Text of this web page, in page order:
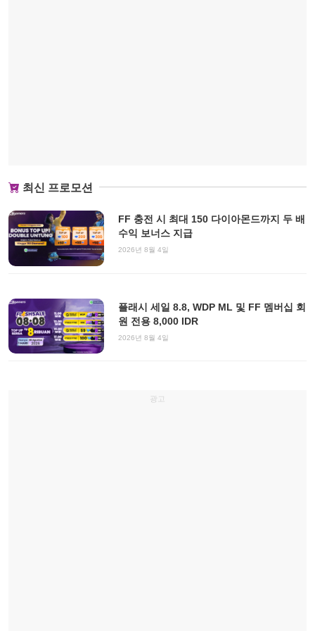
최신 프로모션
FF 충전 시 최대 150 다이아몬드까지 두 배
수익 보너스 지급
2026년 8월 4일
플래시 세일 8.8, WDP ML 및 FF 멤버십 회
원 전용 8,000 IDR
2026년 8월 4일
광고